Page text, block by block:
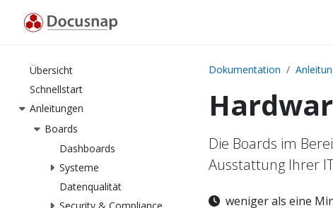
Übersicht
Schnellstart
Anleitungen
Boards
Dashboards
Systeme
Datenqualität
Dokumentation
Die Boards im
Ausstattung Ihrer
weniger als eine